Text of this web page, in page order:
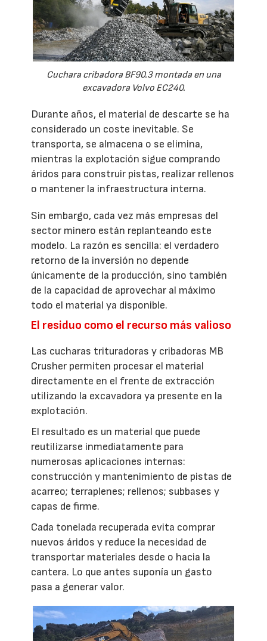
Cuchara cribadora BF90.3 montada en una
excavadora Volvo EC240.
Durante años, el material de descarte se ha
considerado un coste inevitable. Se
transporta, se almacena o se elimina,
mientras la explotación sigue comprando
áridos para construir pistas, realizar rellenos
o mantener la infraestructura interna.
Sin embargo, cada vez más empresas del
sector minero están replanteando este
modelo. La razón es sencilla: el verdadero
retorno de la inversión no depende
únicamente de la producción, sino también
de la capacidad de aprovechar al máximo
todo el material ya disponible.
El residuo como el recurso más valioso
Las cucharas trituradoras y cribadoras MB
Crusher permiten procesar el material
directamente en el frente de extracción
utilizando la excavadora ya presente en la
explotación.
El resultado es un material que puede
reutilizarse inmediatamente para
numerosas aplicaciones internas:
construcción y mantenimiento de pistas de
acarreo; terraplenes; rellenos; subbases y
capas de firme.
Cada tonelada recuperada evita comprar
nuevos áridos y reduce la necesidad de
transportar materiales desde o hacia la
cantera. Lo que antes suponía un gasto
pasa a generar valor.